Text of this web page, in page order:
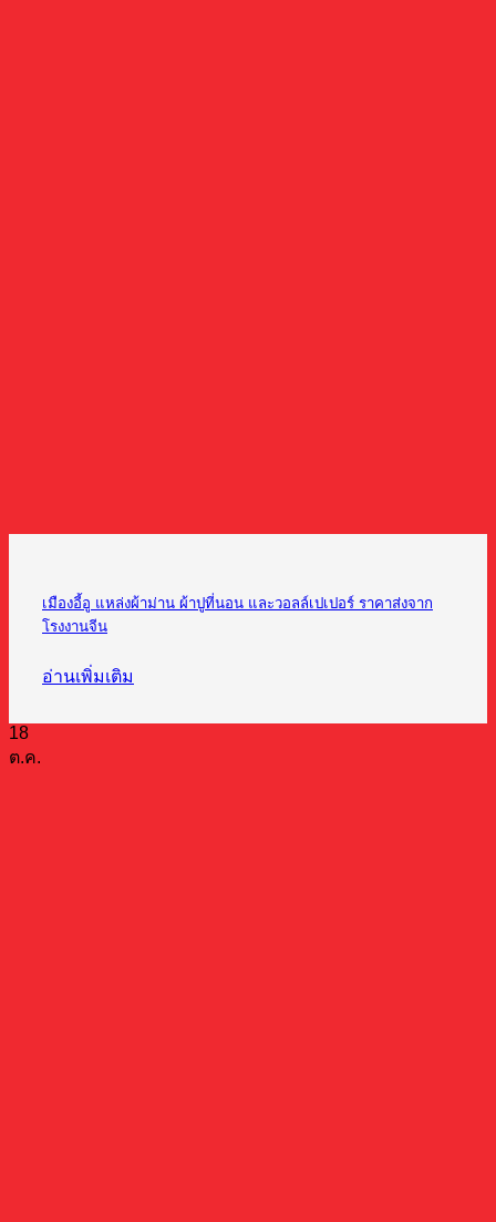
เมืองอี้อู แหล่งผ้าม่าน ผ้าปูที่นอน และวอลล์เปเปอร์ ราคาส่งจาก
โรงงานจีน
อ่านเพิ่มเติม
18
ต.ค.